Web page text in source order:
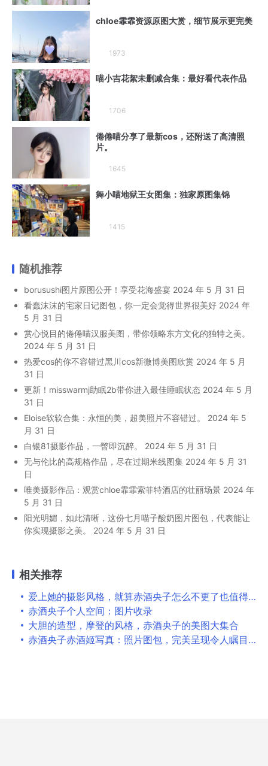
chloe霏霏资源原图大赏，细节展示更完美
1973
喵小吉花絮未删减合集：最好看代表作品
1706
倦倦喵分享了最新cos，还附送了高清照
片。
1645
舞小喵地狱王女图集：独家原图集锦
1415
随机推荐
borusushi图片原图公开！享受花海盛宴 2024 年 5 月 31 日
看蠢沫沫的宅家日记图包，你一定会觉得世界很美好 2024 年
5 月 31 日
赏心悦目的倦倦喵汉服美图，带你领略东方文化的独特之美。
2024 年 5 月 31 日
热爱cos的你不容错过黑川cos新微博美图欣赏 2024 年 5 月
31 日
更新！misswarmj助眠2b带你进入最佳睡眠状态 2024 年 5 月
31 日
Eloise软软合集：永恒的美，超美照片不容错过。
2024 年 5
月 31 日
白银81摄影作品，一瞥即沉醉。
2024 年 5 月 31 日
无与伦比的高规格作品，尽在过期米线图集 2024 年 5 月 31
日
唯美摄影作品：观赏chloe霏霏索菲特酒店的壮丽场景 2024 年
5 月 31 日
阳光明媚，如此清晰，这份七月喵子酸奶图片图包，代表能让
你实现摄影之美。
2024 年 5 月 31 日
相关推荐
爱上她的摄影风格，就算赤酒央子怎么不更了也值得追寻
赤酒央子个人空间：图片收录
大胆的造型，摩登的风格，赤酒央子的美图大集合
赤酒央子赤酒姬写真：照片图包，完美呈现令人瞩目的美感。